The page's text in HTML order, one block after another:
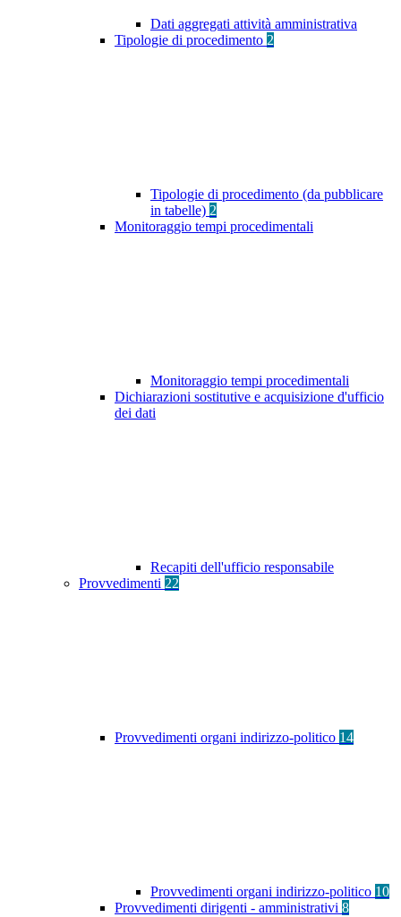
Dati aggregati attività amministrativa
Tipologie di procedimento 2
Tipologie di procedimento (da pubblicare
in tabelle) 2
Monitoraggio tempi procedimentali
Monitoraggio tempi procedimentali
Dichiarazioni sostitutive e acquisizione d'ufficio
dei dati
Recapiti dell'ufficio responsabile
Provvedimenti 22
Provvedimenti organi indirizzo-politico 14
Provvedimenti organi indirizzo-politico 10
Provvedimenti dirigenti - amministrativi 8